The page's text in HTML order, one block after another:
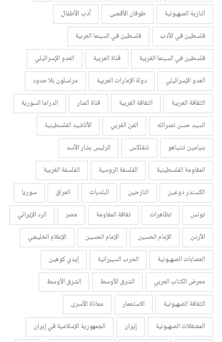
النازية الصهيونية
طوفان الأقصى
أدب الأطفال
فلسطين في الأدب
فلسطين في السينما العربية
فلسطين في السينما الغربية
قناة العربية
العدو الإسرائيلي
العدو الإسرائيلي
دولة الإمارات العربية
مراسلون بلا حدود
الثقافة العربية
الثقافة الغربية قناة المنار
الدراما السورية
السيد حسن نصرالله
الفن الغربي
الأناشيد الفلسطينية
بنيامين نتنياهو
نتفلكس
الرئيس بشار الأسد
المقاومة الفلسطينية
الفلسفة الروسية
الفلسفة الغربية
الكسندر دوغين
النازحين البلديات العراق
سوريا
تونس
تظاهرات ثقافة المقاومة مصر
الرد الإيراني
الأردن
الإمام الحسين الإمام الحسين
الإعلام الخليجي
العصابات الصهيونية
الحرب السيبرانية
إيدي كوهين
معرض الكتاب العربي
الشرق الأوسط
الشرق الأوسط
الثقافة الصهيونية
الاستعمار
معاناة الأسرى
المعتقلات الصهيونية
إيران
الجمهورية الإسلامية في إيران